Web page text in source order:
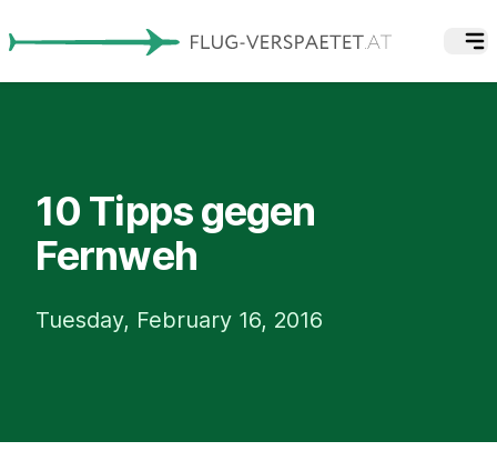
10 Tipps gegen
Fernweh
Tuesday, February 16, 2016